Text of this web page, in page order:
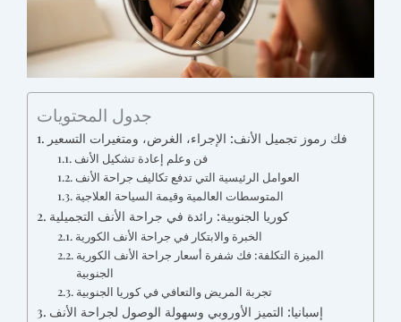
جدول المحتويات
فك رموز تجميل الأنف: الإجراء، الغرض، ومتغيرات التسعير
فن وعلم إعادة تشكيل الأنف
العوامل الرئيسية التي تدفع تكاليف جراحة الأنف
المتوسطات العالمية وقيمة السياحة العلاجية
كوريا الجنوبية: رائدة في جراحة الأنف التجميلية
الخبرة والابتكار في جراحة الأنف الكورية
الميزة التكلفة: فك شفرة أسعار جراحة الأنف الكورية
الجنوبية
تجربة المريض والتعافي في كوريا الجنوبية
إسبانيا: التميز الأوروبي وسهولة الوصول لجراحة الأنف